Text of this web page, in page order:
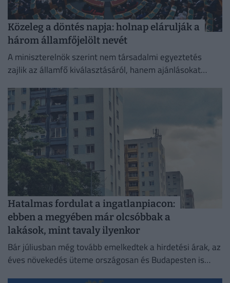
Közeleg a döntés napja: holnap elárulják a
három államfőjelölt nevét
A miniszterelnök szerint nem társadalmi egyeztetés
zajlik az államfő kiválasztásáról, hanem ajánlásokat
Hatalmas fordulat a ingatlanpiacon:
ebben a megyében már olcsóbbak a
lakások, mint tavaly ilyenkor
Bár júliusban még tovább emelkedtek a hirdetési árak, az
éves növekedés üteme országosan és Budapesten is